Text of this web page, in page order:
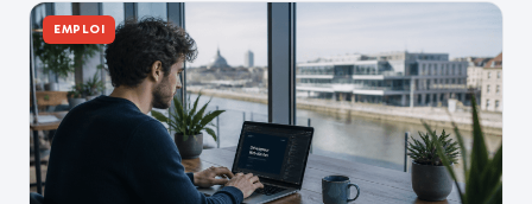
EMPLOI